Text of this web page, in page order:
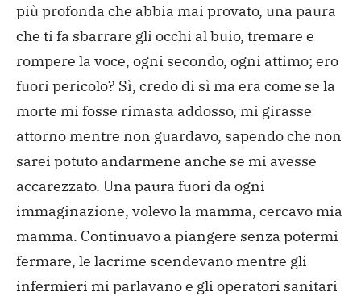
più profonda che abbia mai provato, una paura
che ti fa sbarrare gli occhi al buio, tremare e
rompere la voce, ogni secondo, ogni attimo; ero
fuori pericolo? Sì, credo di sì ma era come se la
morte mi fosse rimasta addosso, mi girasse
attorno mentre non guardavo, sapendo che non
sarei potuto andarmene anche se mi avesse
accarezzato. Una paura fuori da ogni
immaginazione, volevo la mamma, cercavo mia
mamma. Continuavo a piangere senza potermi
fermare, le lacrime scendevano mentre gli
infermieri mi parlavano e gli operatori sanitari